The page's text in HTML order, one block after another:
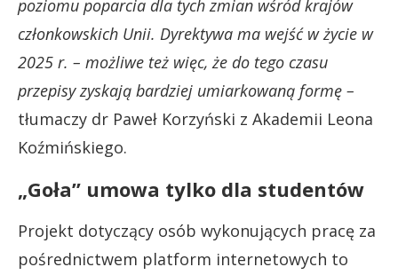
poziomu poparcia dla tych zmian wśród krajów
członkowskich Unii. Dyrektywa ma wejść w życie w
2025 r. – możliwe też więc, że do tego czasu
przepisy zyskają bardziej umiarkowaną formę –
tłumaczy dr Paweł Korzyński z Akademii Leona
Koźmińskiego.
„Goła” umowa tylko dla studentów
Projekt dotyczący osób wykonujących pracę za
pośrednictwem platform internetowych to